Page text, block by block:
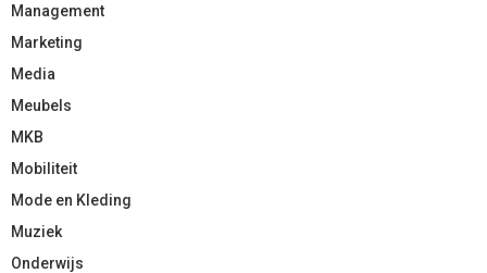
Management
Marketing
Media
Meubels
MKB
Mobiliteit
Mode en Kleding
Muziek
Onderwijs